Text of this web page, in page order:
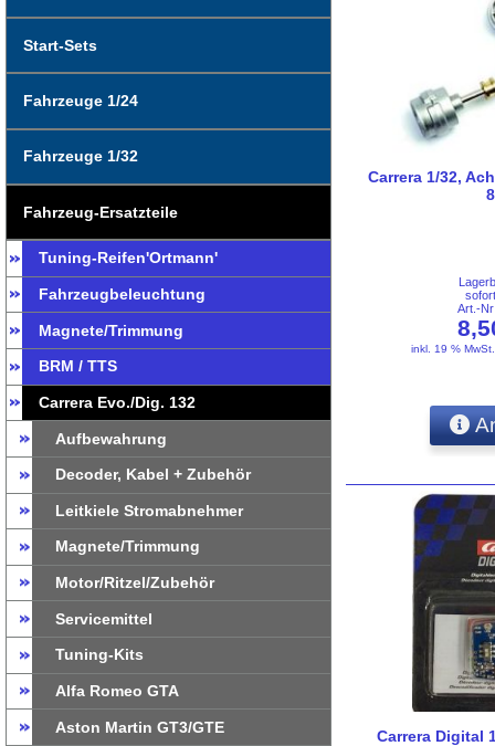
Start-Sets
Fahrzeuge 1/24
Fahrzeuge 1/32
Fahrzeug-Ersatzteile
Tuning-Reifen'Ortmann'
Fahrzeugbeleuchtung
Magnete/Trimmung
BRM / TTS
Carrera Evo./Dig. 132
Aufbewahrung
Decoder, Kabel + Zubehör
Leitkiele Stromabnehmer
Magnete/Trimmung
Motor/Ritzel/Zubehör
Servicemittel
Tuning-Kits
Alfa Romeo GTA
Aston Martin GT3/GTE
Carrera 1/32,
Art.-
inkl. 19 %
Carrera Digital